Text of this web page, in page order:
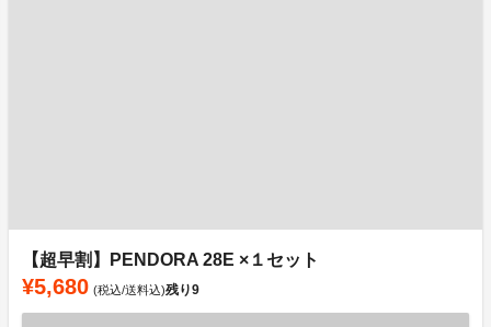
【超早割】PENDORA 28E ×１セット
¥5,680 (税込/送料込)残り9